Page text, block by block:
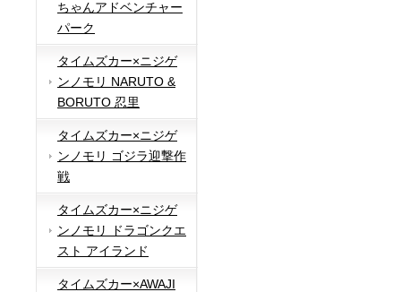
ちゃんアドベンチャー
パーク
タイムズカー×ニジゲ
ンノモリ NARUTO &
BORUTO 忍里
タイムズカー×ニジゲ
ンノモリ ゴジラ迎撃作
戦
タイムズカー×ニジゲ
ンノモリ ドラゴンクエ
スト アイランド
タイムズカー×AWAJI